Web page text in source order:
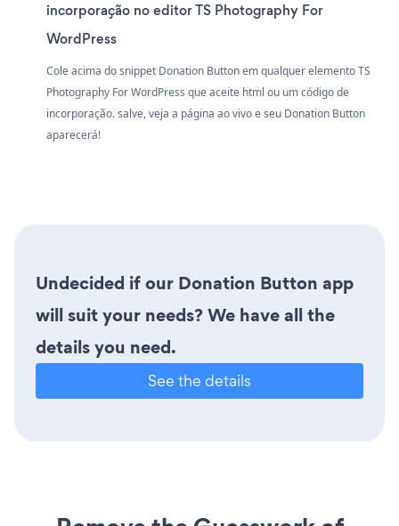
incorporação no editor TS Photography For
WordPress
Cole acima do snippet Donation Button em qualquer elemento TS
Photography For WordPress que aceite html ou um código de
incorporação. salve, veja a página ao vivo e seu Donation Button
aparecerá!
Undecided if our Donation Button app
will suit your needs? We have all the
details you need.
See the details